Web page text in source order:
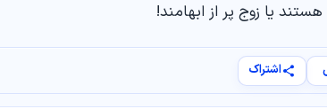
یا زوج پر از ابهامند!
اشتراک